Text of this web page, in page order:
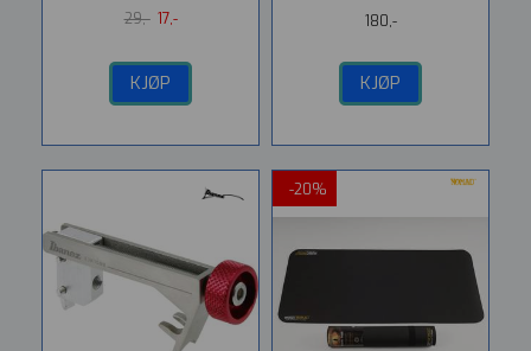
29,- 17,-
KJØP
180,-
KJØP
-20%